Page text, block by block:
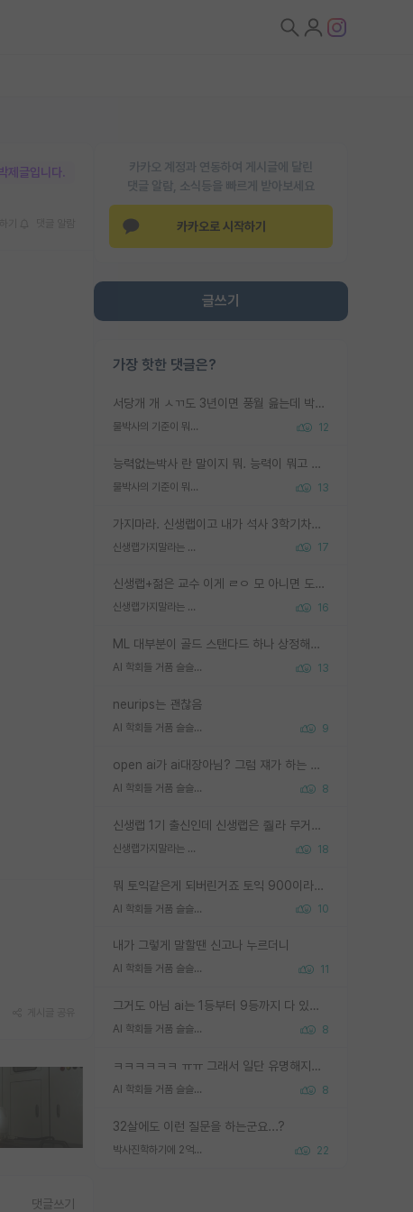
카카오 계정과 연동하여 게시글에 달린
댓글 알람, 소식등을 빠르게 받아보세요
카카오로 시작하기
글쓰기
가장 핫한 댓글은?
서당개 개 ㅅㄲ도 3년이면 풍월 읊는데 박사 5년 이상 대리고 있으면서 물된건 교수 탓 맞는ㄱ게 거기가 서당이 아니란 소리임
물박사의 기준이 뭐임? 12
능력없는박사 란 말이지 뭐. 능력이 뭐고 능력이 있다는게 뭔지는 사람마다 기준이 다르니까 얘기해봐야 서로 자기 기준만 얘기해서 논쟁이 끝이 안나고. 주위에서 능력있고 야심있는 신입생이 교수가 유의미한 피드백을 아예 안주면서 제대로된 과제에 참여해볼 기회도 제공하지 않고 잡일 뺑뺑이만 돌려서 맨날 단순작업만 하면서 밤새다가 눈빛이 점점 죽어가는걸 본 사람은 물박사는 교수탓이라고 하고, 교수는 이것저것 알려도 주고 기회도 주고 사수 동기 붙여주면서 어떻게든 끌고가려고 하는데 본인이 매일 뺀질거리면서 출근 하는둥마는둥 하다가 기껏 와서도 폰이나 쳐다보다가 실험 망치고 저녁약속있어서 먼저 가볼게요~ 하는걸 본 사람은 물박사는 본인탓이라고 함.
물박사의 기준이 뭐임? 13
가지마라. 신생랩이고 내가 석사 3학기차인데 최고참인데 나도 아무것도 모르는데 교수가 후배들 왜 논문 교육 안시키냐. 논문 왜 안 써오냐 닦달한다
신생랩가지말라는 이유가 있었구나 17
신생랩+젊은 교수 이게 ㄹㅇ 모 아니면 도인듯.
신생랩가지말라는 이유가 있었구나 16
ML 대부분이 골드 스탠다드 하나 상정해놓고 (벤치마크 데이터셋이 여러 개면 여러 개 상정) 그거 얼마나 잘 맞추나 싸움임 가끔 번뜩이는 설계 철학을 보여주는 논문들도 있지만 대부분 그거 성적 얼마나 더 올리느라에 혈안이 되어 있는 측면이 잇음
AI 학회들 거품 슬슬 지적이 나오네요 13
neurips는 괜찮음
AI 학회들 거품 슬슬 지적이 나오네요 9
open ai가 ai대장아님? 그럼 쟤가 하는 말이 다 맞겠네
AI 학회들 거품 슬슬 지적이 나오네요 8
신생랩 1기 출신인데 신생랩은 줠라 무거운 바벨 같은거임. 들면 대박인데 못들면 깔려 죽음. 아무도 알려주지 않는 환경에서 자생해야하지만, 일단 살아남았다면 그 어떤 사람보다 악착같고 생존력 높은 사람으로 거듭날 수 있음
신생랩가지말라는 이유가 있었구나 18
뭐 토익같은게 되버린거죠 토익 900이라고 영어잘하는건 아닙니다만 잘하는사람은 다 900을 넘는 그런
AI 학회들 거품 슬슬 지적이 나오네요 10
내가 그렇게 말할땐 신고나 누르더니
AI 학회들 거품 슬슬 지적이 나오네요 11
그거도 아님 ai는 1등부터 9등까지 다 있음 그거도 없는 사람은 뭐냐 교수가 그냥 못하게 한거 1등급도 교수가 막으면 안됨
AI 학회들 거품 슬슬 지적이 나오네요 8
ㅋㅋㅋㅋㅋㅋ ㅠㅠ 그래서 일단 유명해지는게 중요한거같습니다
AI 학회들 거품 슬슬 지적이 나오네요 8
32살에도 이런 질문을 하는군요...?
박사진학하기에 2억은 괜찮은 (?) 정도의 경제력인가요 22
제글입니다.
댓글쓰기